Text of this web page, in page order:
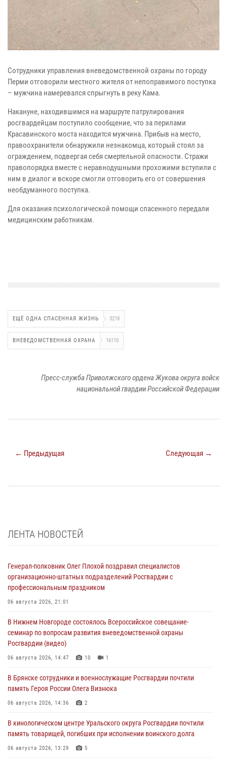
Сотрудники управления вневедомственной охраны по городу
Перми отговорили местного жителя от непоправимого поступка
– мужчина намеревался спрыгнуть в реку Кама.
Накануне, находившимся на маршруте патрулирования
росгвардейцам поступило сообщение, что за перилами
Красавинского моста находится мужчина. Прибыв на место,
правоохранители обнаружили незнакомца, который стоял за
ограждением, подвергая себя смертельной опасности. Стражи
правопорядка вместе с неравнодушными прохожими вступили с
ним в диалог и вскоре смогли отговорить его от совершения
необдуманного поступка.
Для оказания психологической помощи спасенного передали
медицинским работникам.
ЕЩЁ ОДНА СПАСЕННАЯ ЖИЗНЬ 3218
ВНЕВЕДОМСТВЕННАЯ ОХРАНА 16110
Пресс-служба Приволжского ордена Жукова округа войск
национальной гвардии Российской Федерации
← Предыдущая Следующая →
ЛЕНТА НОВОСТЕЙ
Генерал-полковник Олег Плохой поздравил специалистов
организационно-штатных подразделений Росгвардии с
профессиональным праздником
06 августа 2026, 21:01
В Нижнем Новгороде состоялось Всероссийское совещание-
семинар по вопросам развития вневедомственной охраны
Росгвардии (видео)
06 августа 2026, 14:47 10 1
В Брянске сотрудники и военнослужащие Росгвардии почтили
память Героя России Олега Визнюка
06 августа 2026, 14:36 2
В кинологическом центре Уральского округа Росгвардии почтили
память товарищей, погибших при исполнении воинского долга
06 августа 2026, 13:29 5